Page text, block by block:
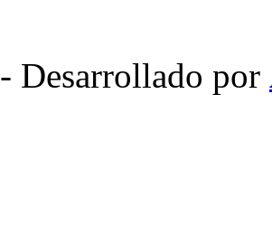
- Desarrollado por